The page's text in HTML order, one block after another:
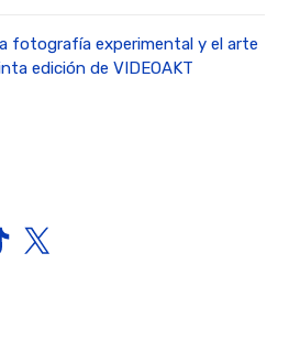
fotografía experimental y el arte
edición de VIDEOAKT
X